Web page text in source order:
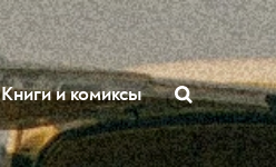
Книги и комиксы